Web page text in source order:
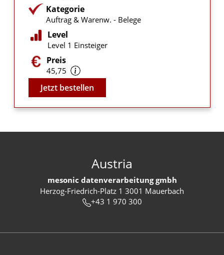
Kategorie
Auftrag & Warenw. - Belege
Level
Level 1 Einsteiger
Preis
45,75
Video
Jetzt bestellen
Austria
mesonic datenverarbeitung gmbh
Herzog-Friedrich-Platz 1 3001 Mauerbach
+43 1 970 300